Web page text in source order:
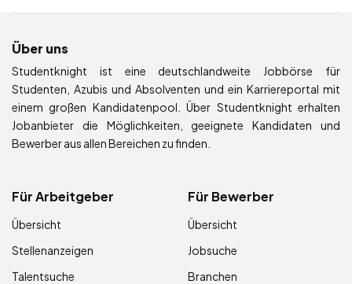
Über uns
Studentknight ist eine deutschlandweite Jobbörse für
Studenten, Azubis und Absolventen und ein Karriereportal mit
einem großen Kandidatenpool. Über Studentknight erhalten
Jobanbieter die Möglichkeiten, geeignete Kandidaten und
Bewerber aus allen Bereichen zu finden.
Für Arbeitgeber
Übersicht
Stellenanzeigen
Talentsuche
Für Bewerber
Übersicht
Jobsuche
Branchen